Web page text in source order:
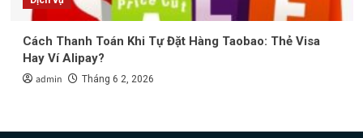
Cách Thanh Toán Khi Tự Đặt Hàng Taobao: Thẻ Visa
Hay Ví Alipay?
admin Tháng 6 2, 2026